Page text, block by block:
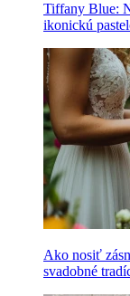
Tiffany Blue:
ikonickú
Ako nosiť
svadobné